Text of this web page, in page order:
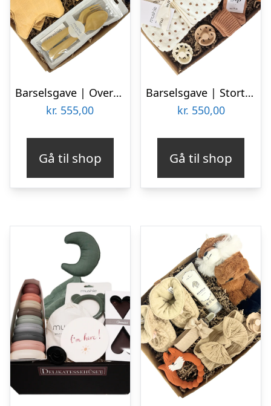
Barselsgave | Overdådig gul gave med krammeven og nusseklud
kr. 555,00
Gå til shop
Barselsgave | Stort tillykke | Bjørn
kr. 550,00
Gå til shop